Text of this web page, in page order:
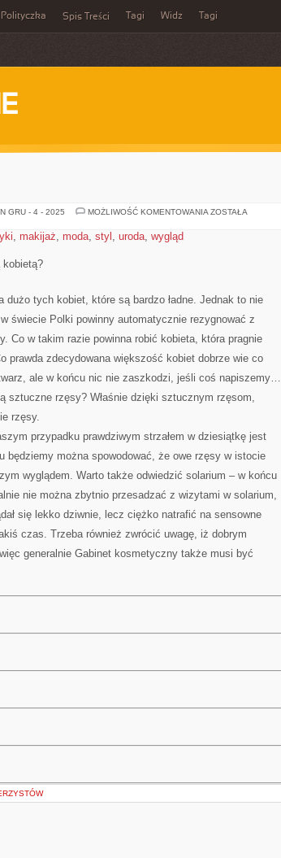
Polityczka Spis Treści Tagi Widz Tagi
GRU - 4 - 2025 MOŻLIWOŚĆ KOMENTOWANIA MODA
ZOSTAŁA
, makijaż, moda, styl , uroda, wygląd
dużo tych kobiet, które są bardzo ładne. Jednak to nie
świecie Polki powinny automatycznie rezygnować z
Co w takim razie powinna robić kobieta, która pragnie
prawda zdecydowana większość kobiet dobrze wie co
ale w końcu nic nie zaszkodzi, jeśli coś napiszemy…
sztuczne rzęsy? Właśnie dzięki sztucznym rzęsom,
rzęsy.
przypadku prawdziwym strzałem w dziesiątkę jest
będziemy można spowodować, że owe rzęsy w istocie
wyglądem. Warto także odwiedzić solarium – w końcu
nie można zbytnio przesadzać z wizytami w solarium,
się lekko dziwnie, lecz ciężko natrafić na sensowne
czas. Trzeba również zwrócić uwagę, iż dobrym
generalnie Gabinet kosmetyczny także musi być